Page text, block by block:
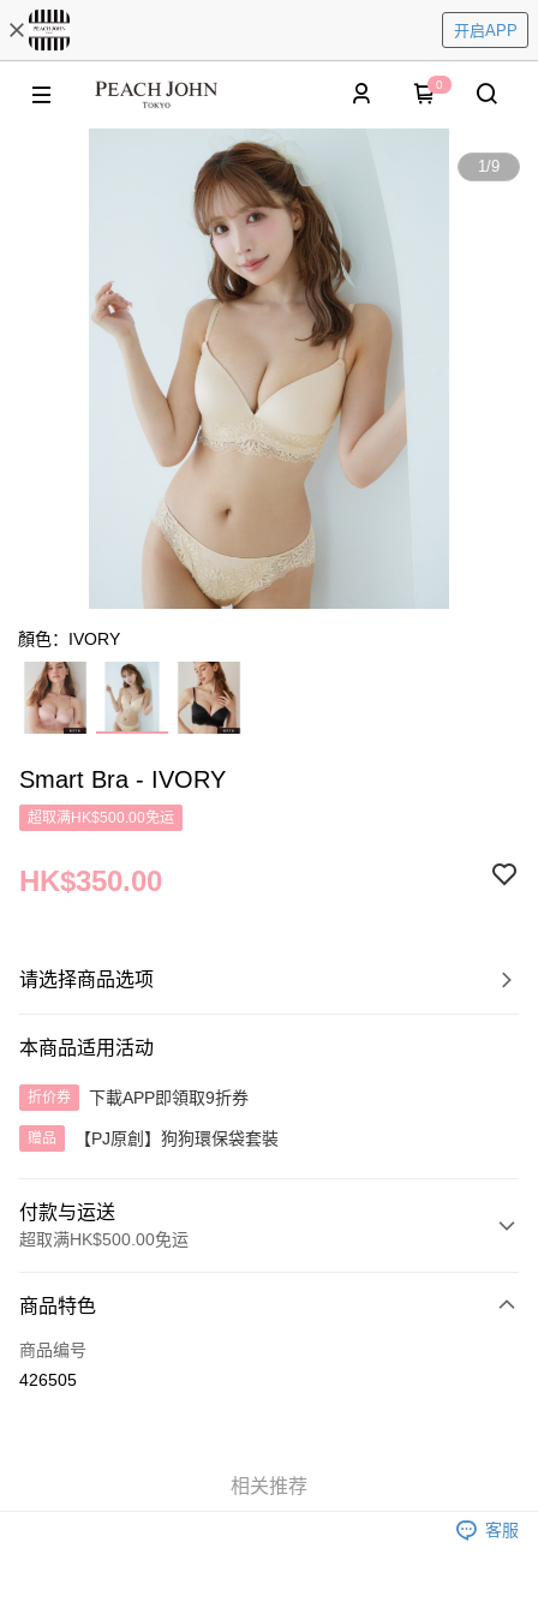
开启APP
0
1/9
顏色：IVORY
Smart Bra - IVORY
超取满HK$500.00免运
HK$350.00
请选择商品选项
本商品适用活动
折价券 下載APP即領取9折券
赠品 【PJ原創】狗狗環保袋套裝
付款与运送
超取满HK$500.00免运
信用卡
AlipayHK
每笔HK$40.00，满HK$500.00(含以上)免运费
商品特色
商品编号
426505
相关推荐
客服